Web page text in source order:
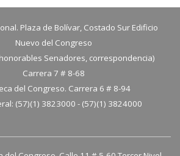
Plaza de Bolívar, Costado Sur Edificio
Nuevo del Congreso
Senadores, correspondencia)
Carrera 7 # 8-68
del Congreso. Carrera 6 # 8-94
(57)(1) 3823000 - (57)(1) 3824000